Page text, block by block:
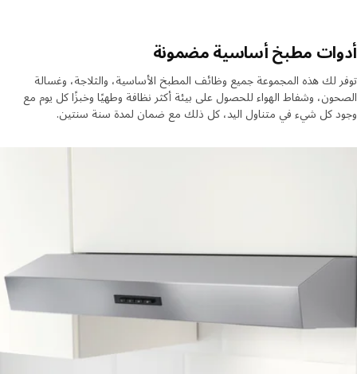
مطبخ أساسية مضمونة
لك هذه المجموعة جميع وظائف المطبخ الأساسية، والثلاجة، وغسالة
وشفاط الهواء للحصول على بيئة أكثر نظافة وطهيًا وخبزًا كل يوم مع
كل شيء في متناول اليد، كل ذلك مع ضمان لمدة سنة سنتين.